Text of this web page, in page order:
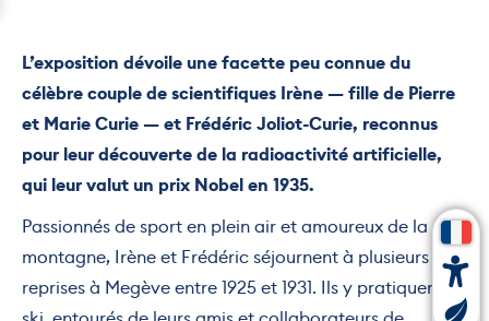
L’exposition dévoile une facette peu connue du
célèbre couple de scientifiques Irène — fille de Pierre
et Marie Curie — et Frédéric Joliot-Curie, reconnus
pour leur découverte de la radioactivité artificielle,
qui leur valut un prix Nobel en 1935.
Passionnés de sport en plein air et amoureux de la
montagne, Irène et Frédéric séjournent à plusieurs
reprises à Megève entre 1925 et 1931. Ils y pratiquent le